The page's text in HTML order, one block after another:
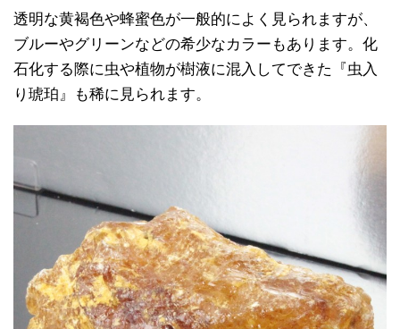
透明な黄褐色や蜂蜜色が一般的によく見られますが、
ブルーやグリーンなどの希少なカラーもあります。化
石化する際に虫や植物が樹液に混入してできた『虫入
り琥珀』も稀に見られます。